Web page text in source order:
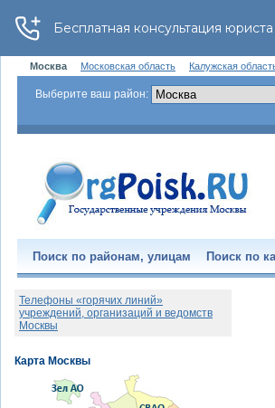
Москва Московская область Калужская
Выберите ваш район:
Поиск по районам, улицам Поиск по
Телефоны «горячих линий»
учреждений, организаций и ведомств
Москвы